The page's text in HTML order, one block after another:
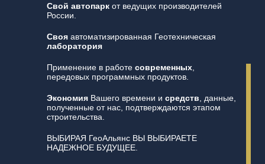
Свой автопаркот ведущих производителей
России.
Свояавтоматизированная Геотехническая
лаборатория
Применение в работе современных,
передовых программных продуктов.
ЭкономияВашего времени и средств , данные,
полученные от нас, подтверждаются этапом
строительства.
ВЫБИРАЯ ГеоАльянс ВЫ ВЫБИРАЕТЕ
НАДЕЖНОЕ БУДУЩЕЕ.